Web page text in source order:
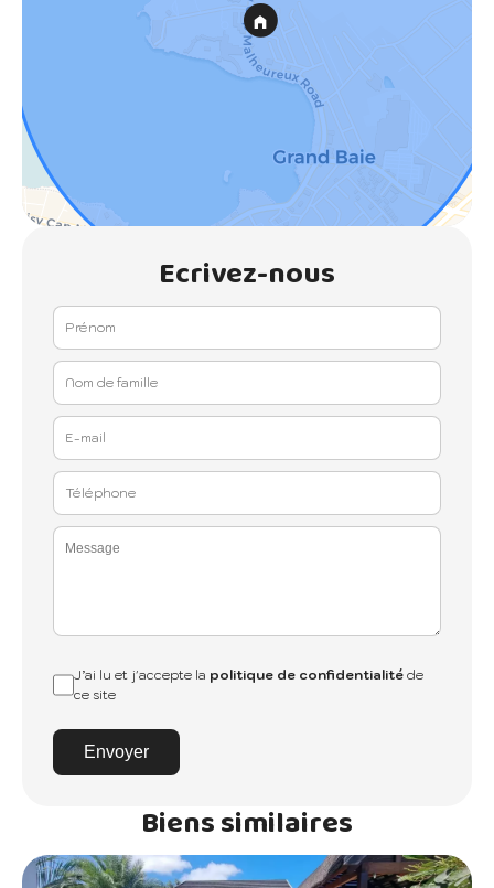
Ecrivez-nous
J’ai lu et j'accepte la politique de confidentialitéde
ce site
Envoyer
Biens similaires